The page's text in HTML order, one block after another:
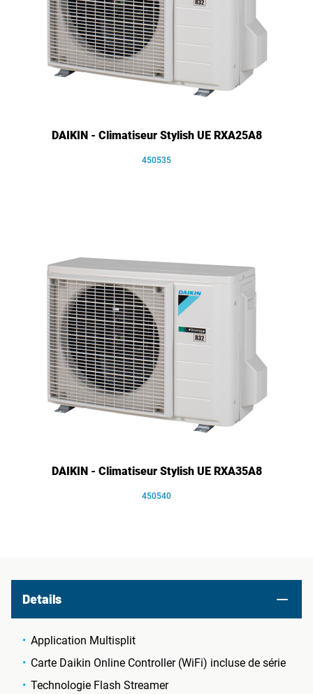
DAIKIN - Climatiseur Stylish UE RXA25A8
450535
DAIKIN - Climatiseur Stylish UE RXA35A8
450540
Details
Application Multisplit
Carte Daikin Online Controller (WiFi) incluse de série
Technologie Flash Streamer